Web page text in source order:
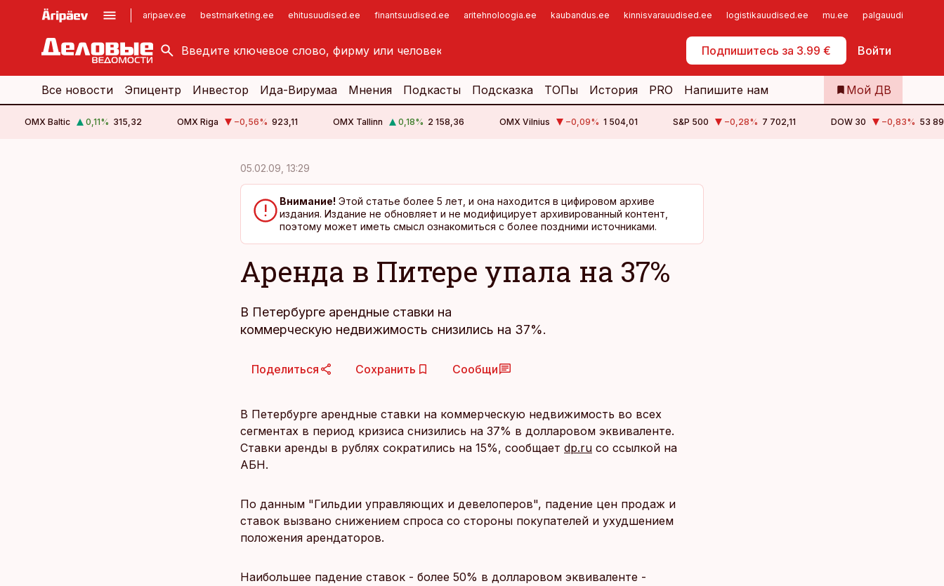
aripaev.ee bestmarketing.ee ehitusuudised.ee finantsuudised.ee aritehnoloogia.ee kaubandus.ee kinnisvarauudised.ee logistikauudised.ee mu.ee palgauudised.ee
Подпишитесь за 3.99 € Войти
kinnisvarauudised.ee
logistikauudised.ee
imelineajalugu.ee
Самообслуживание
Все новости Эпицентр Инвестор Ида-Вирумаа Мнения Подкасты Подсказка ТОПы История PRO Напишите нам Мой ДВ
OMX Baltic 0,11% 315,32 OMX Riga −0,56% 923,11 OMX Tallinn 0,18% 2 158,36 OMX Vilnius −0,09% 1 504,01 S&P 500 −0,28% 7 702,11 DOW 30 −0,83% 53
05.02.09, 13:29
Внимание! Этой статье более 5 лет, и она находится в цифировом архиве
издания. Издание не обновляет и не модифицирует архивированный контент,
поэтому может иметь смысл ознакомиться с более поздними источниками.
Аренда в Питере упала на 37%
В Петербурге арендные ставки на
коммерческую недвижимость снизились на 37%.
Поделиться Сохранить Сообщи
В Петербурге арендные ставки на коммерческую недвижимость во всех
сегментах в период кризиса снизились на 37% в долларовом эквиваленте.
Ставки аренды в рублях сократились на 15%, сообщает dp.ru со ссылкой на
АБН.
По данным "Гильдии управляющих и девелоперов", падение цен продаж и
ставок вызвано снижением спроса со стороны покупателей и ухудшением
положения арендаторов.
Наибольшее падение ставок - более 50% в долларовом эквиваленте -